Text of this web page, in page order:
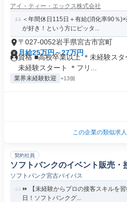
アイ・ティー・エックス株式会社
＜年間休日115日＋有給(消化率90％
が好き！という方にピッタ...
〒027-0052岩手県宮古市宮町
月給25万円～27万円
資格 ■高校卒業以上 ＊未経験ス
未経験スタート ＊フリ...
業界未経験歓迎 +13個
この企業の類似求
契約社員
ソフトバンクのイベント販売・
ソフトバンク宮古バイパス
⏩️ 【未経験からプロの接客スキルを
日！ソフトバンクグ...